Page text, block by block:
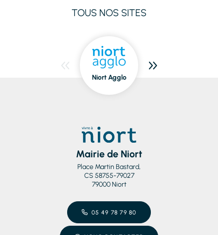
TOUS NOS SITES
Niort Agglo
Mairie de Niort
Place Martin Bastard,
CS 58755-79027
79000 Niort
05 49 78 79 80